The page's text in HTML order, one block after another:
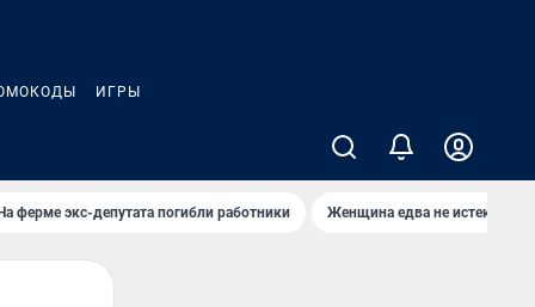
ИГРЫ
ферме экс-депутата погибли работники Женщина едва не истекла